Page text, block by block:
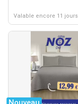
Valable encore 11 jours